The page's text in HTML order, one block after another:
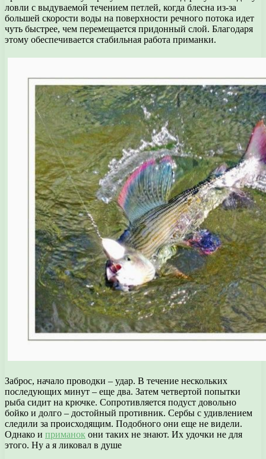
ловли с выдуваемой течением петлей, когда блесна из-за
большей скорости воды на поверхности речного потока идет
чуть быстрее, чем перемещается придонный слой. Благодаря
этому обеспечивается стабильная работа приманки.
Заброс, начало проводки – удар. В течение нескольких
последующих минут – еще два. Затем четвертой попытки
рыба сидит на крючке. Сопротивляется подуст довольно
бойко и долго – достойный противник. Сербы с удивлением
следили за происходящим. Подобного они еще не видели.
Однако и приманок они таких не знают. Их удочки не для
этого. Ну а я ликовал в душе